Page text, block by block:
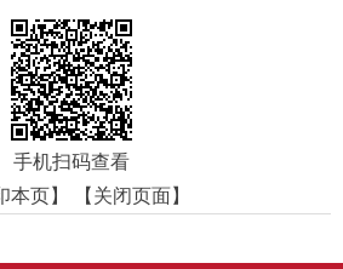
手机扫码查看
本页】
【关闭页面】